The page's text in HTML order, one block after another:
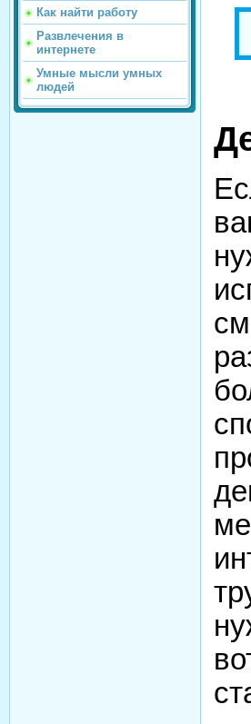
Как найти работу
Развлечения в
интернете
Умные мысли умных
людей